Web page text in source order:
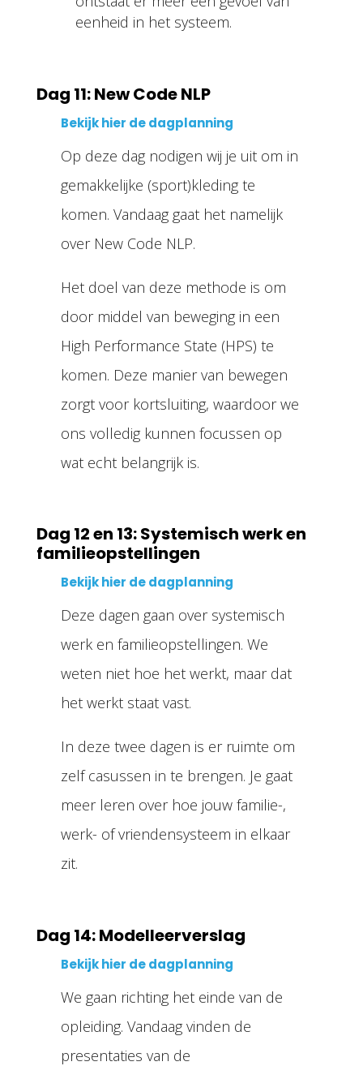
eenheid in het systeem.
Dag 11: New Code NLP
Bekijk hier de dagplanning
Op deze dag nodigen wij je uit om in
gemakkelijke (sport)kleding te
komen. Vandaag gaat het namelijk
over New Code NLP.
Het doel van deze methode is om
door middel van beweging in een
High Performance State (HPS) te
komen. Deze manier van bewegen
zorgt voor kortsluiting, waardoor we
ons volledig kunnen focussen op
wat echt belangrijk is.
Dag 12 en 13: Systemisch werk en
familieopstellingen
Bekijk hier de dagplanning
Deze dagen gaan over systemisch
werk en familieopstellingen. We
weten niet hoe het werkt, maar dat
het werkt staat vast.
In deze twee dagen is er ruimte om
zelf casussen in te brengen. Je gaat
meer leren over hoe jouw familie-,
werk- of vriendensysteem in elkaar
zit.
Dag 14: Modelleerverslag
Bekijk hier de dagplanning
We gaan richting het einde van de
opleiding. Vandaag vinden de
presentaties van de